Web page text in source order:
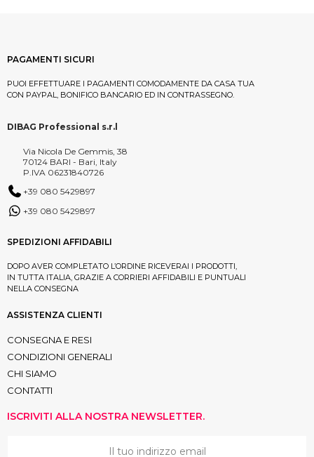
PAGAMENTI SICURI
PUOI EFFETTUARE I PAGAMENTI COMODAMENTE DA CASA TUA
CON PAYPAL, BONIFICO BANCARIO ED IN CONTRASSEGNO.
DIBAG Professional s.r.l
Via Nicola De Gemmis, 38
70124 BARI - Bari, Italy
P.IVA 06231840726
+39 080 5429897
+39 080 5429897
SPEDIZIONI AFFIDABILI
DOPO AVER COMPLETATO L’ORDINE RICEVERAI I PRODOTTI,
IN TUTTA ITALIA, GRAZIE A CORRIERI AFFIDABILI E PUNTUALI
NELLA CONSEGNA
ASSISTENZA CLIENTI
CONSEGNA E RESI
CONDIZIONI GENERALI
CHI SIAMO
CONTATTI
ISCRIVITI ALLA NOSTRA NEWSLETTER.